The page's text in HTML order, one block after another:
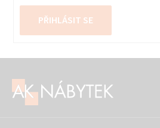
PŘIHLÁSIT SE